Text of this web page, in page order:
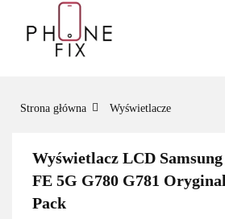
Strona główna Wyświetlacze
Wyświetlacz LCD
FE 5G G780 G781
Pack